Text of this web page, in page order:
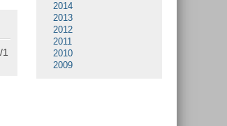
2014
2013
2012
2011
2010
2009